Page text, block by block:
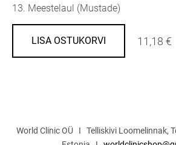
13. Meestelaul (Mustade)
LISA OSTUKORVI 11,18 €
World Clinic OÜ I Telliskivi Loomelinnak,